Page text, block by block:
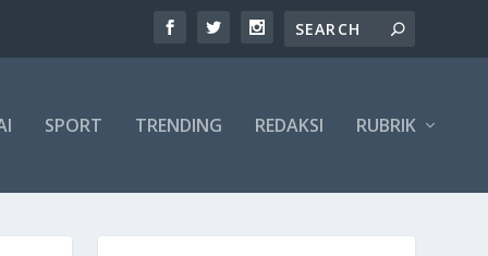
SPORT TRENDING REDAKSI RUBRIK